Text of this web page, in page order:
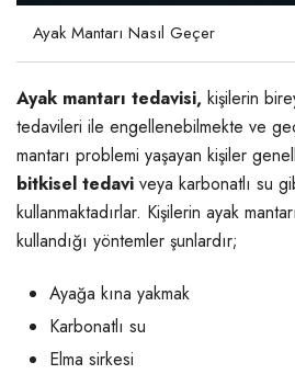
Ayak Mantarı Nasıl Geçer
Ayak mantarı tedavisi, kişilerin
tedavileri ile engellenebilmekte ve
mantarı problemi yaşayan kişiler
bitkisel tedavi veya karbonatlı su
kullanmaktadırlar. Kişilerin ayak
kullandığı yöntemler şunlardır;
Ayağa kına yakmak
Karbonatlı su
Elma sirkesi